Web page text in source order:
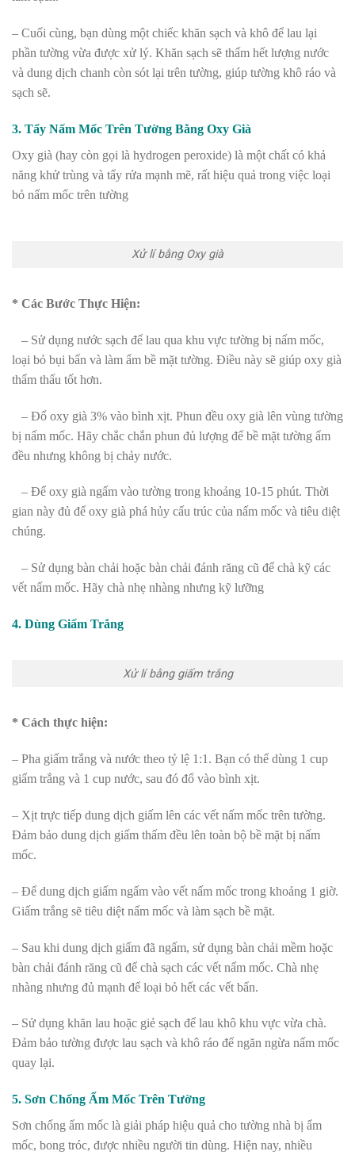
– Cuối cùng, bạn dùng một chiếc khăn sạch và khô để lau lại
phần tường vừa được xử lý. Khăn sạch sẽ thấm hết lượng nước
và dung dịch chanh còn sót lại trên tường, giúp tường khô ráo và
sạch sẽ.
3. Tẩy Nấm Mốc Trên Tường Bằng Oxy Già
Oxy già (hay còn gọi là hydrogen peroxide) là một chất có khả
năng khử trùng và tẩy rửa mạnh mẽ, rất hiệu quả trong việc loại
bỏ nấm mốc trên tường
Xử lí bằng Oxy già
* Các Bước Thực Hiện:
– Sử dụng nước sạch để lau qua khu vực tường bị nấm mốc,
loại bỏ bụi bẩn và làm ẩm bề mặt tường. Điều này sẽ giúp oxy già
thẩm thấu tốt hơn.
– Đổ oxy già 3% vào bình xịt. Phun đều oxy già lên vùng tường
bị nấm mốc. Hãy chắc chắn phun đủ lượng để bề mặt tường ẩm
đều nhưng không bị chảy nước.
– Để oxy già ngấm vào tường trong khoảng 10-15 phút. Thời
gian này đủ để oxy già phá hủy cấu trúc của nấm mốc và tiêu diệt
chúng.
– Sử dụng bàn chải hoặc bàn chải đánh răng cũ để chà kỹ các
vết nấm mốc. Hãy chà nhẹ nhàng nhưng kỹ lưỡng
4. Dùng Giấm Trắng
Xử lí bằng giấm trắng
* Cách thực hiện:
– Pha giấm trắng và nước theo tỷ lệ 1:1. Bạn có thể dùng 1 cup
giấm trắng và 1 cup nước, sau đó đổ vào bình xịt.
– Xịt trực tiếp dung dịch giấm lên các vết nấm mốc trên tường.
Đảm bảo dung dịch giấm thấm đều lên toàn bộ bề mặt bị nấm
mốc.
– Để dung dịch giấm ngấm vào vết nấm mốc trong khoảng 1 giờ.
Giấm trắng sẽ tiêu diệt nấm mốc và làm sạch bề mặt.
– Sau khi dung dịch giấm đã ngấm, sử dụng bàn chải mềm hoặc
bàn chải đánh răng cũ để chà sạch các vết nấm mốc. Chà nhẹ
nhàng nhưng đủ mạnh để loại bỏ hết các vết bẩn.
– Sử dụng khăn lau hoặc giẻ sạch để lau khô khu vực vừa chà.
Đảm bảo tường được lau sạch và khô ráo để ngăn ngừa nấm mốc
quay lại.
5. Sơn Chống Ẩm Mốc Trên Tường
Sơn chống ẩm mốc là giải pháp hiệu quả cho tường nhà bị ẩm
mốc, bong tróc, được nhiều người tin dùng. Hiện nay, nhiều